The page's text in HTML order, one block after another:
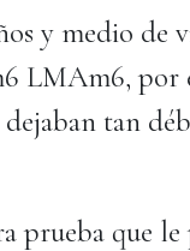
y medio de
LMAm6, por
tan
prueba que le